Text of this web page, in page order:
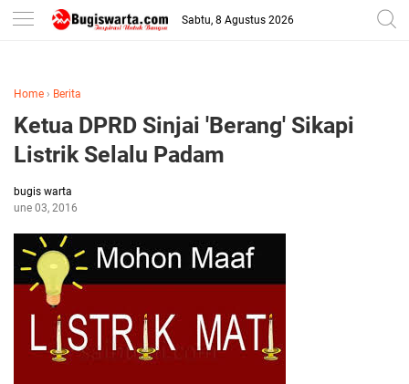
-->
Sabtu, 8 Agustus 2026
Home › Berita
Ketua DPRD Sinjai 'Berang' Sikapi
Listrik Selalu Padam
bugis warta
June 03, 2016